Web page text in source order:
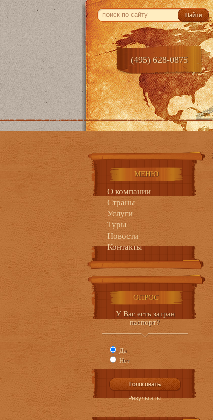
(495) 628-0875
МЕНЮ
О компании
Страны
Услуги
Туры
Новости
Контакты
ОПРОС
У Вас есть загран
паспорт?
Да
Нет